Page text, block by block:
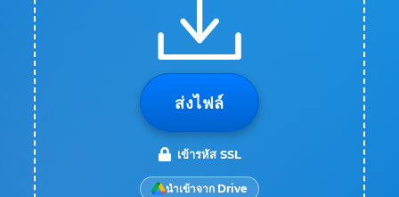
ส่งไฟล์
เข้ารหัส SSL
นำเข้าจาก Drive